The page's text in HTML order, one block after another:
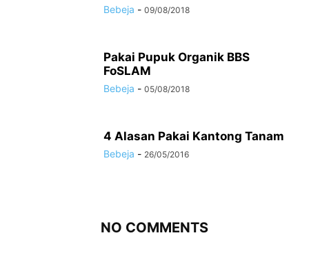
Bebeja - 09/08/2018
Pakai Pupuk Organik BBS
FoSLAM
Bebeja - 05/08/2018
4 Alasan Pakai Kantong Tanam
Bebeja - 26/05/2016
NO COMMENTS